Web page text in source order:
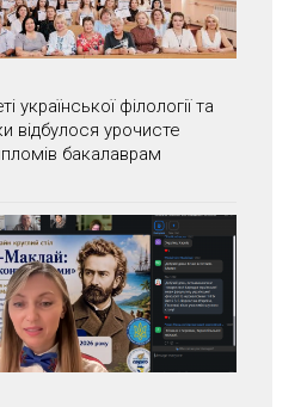
української філології та
відбулося урочисте
бакалаврам